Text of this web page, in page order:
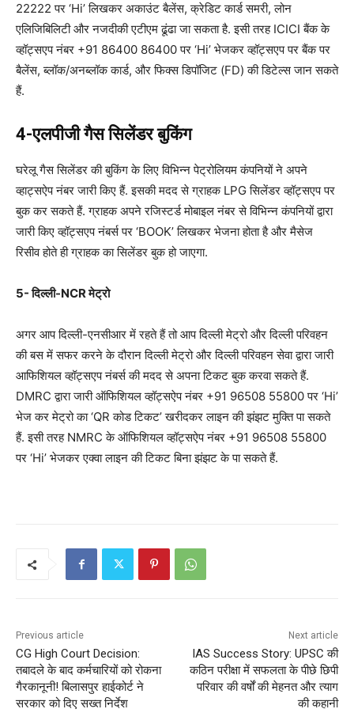
22222 पर ‘Hi’ लिखकर अकाउंट बैलेंस, क्रेडिट कार्ड समरी, लोन
एलिजिबिलिटी और नजदीकी एटीएम ढूंढा जा सकता है. इसी तरह ICICI बैंक के
व्हॉट्सएप नंबर +91 86400 86400 पर ‘Hi’ भेजकर व्हॉट्सएप पर बैंक पर
बैलेंस, ब्लॉक/अनब्लॉक कार्ड, और फिक्स डिपॉजिट (FD) की डिटेल्स जान सकते
हैं.
4-एलपीजी गैस सिलेंडर बुकिंग
घरेलू गैस सिलेंडर की बुकिंग के लिए विभिन्न पेट्रोलियम कंपनियों ने अपने
व्हाट्सऐप नंबर जारी किए हैं. इसकी मदद से ग्राहक LPG सिलेंडर व्हॉट्सएप पर
बुक कर सकते हैं. ग्राहक अपने रजिस्टर्ड मोबाइल नंबर से विभिन्न कंपनियों द्वारा
जारी किए व्हॉट्सएप नंबर्स पर ‘BOOK’ लिखकर भेजना होता है और मैसेज
रिसीव होते ही ग्राहक का सिलेंडर बुक हो जाएगा.
5- दिल्ली-NCR मेट्रो
अगर आप दिल्ली-एनसीआर में रहते हैं तो आप दिल्ली मेट्रो और दिल्ली परिवहन
की बस में सफर करने के दौरान दिल्ली मेट्रो और दिल्ली परिवहन सेवा द्वारा जारी
आफिशियल व्हॉट्सएप नंबर्स की मदद से अपना टिकट बुक करवा सकते हैं.
DMRC द्वारा जारी ऑफिशियल व्हॉट्सऐप नंबर +91 96508 55800 पर ‘Hi’
भेज कर मेट्रो का ‘QR कोड टिकट’ खरीदकर लाइन की झंझट मुक्ति पा सकते
हैं. इसी तरह NMRC के ऑफिशियल व्हॉट्सऐप नंबर +91 96508 55800
पर ‘Hi’ भेजकर एक्वा लाइन की टिकट बिना झंझट के पा सकते हैं.
Previous article
CG High Court Decision:
तबादले के बाद कर्मचारियों को रोकना
गैरकानूनी! बिलासपुर हाईकोर्ट ने
सरकार को दिए सख्त निर्देश
Next article
IAS Success Story: UPSC की
कठिन परीक्षा में सफलता के पीछे छिपी
परिवार की वर्षों की मेहनत और त्याग
की कहानी